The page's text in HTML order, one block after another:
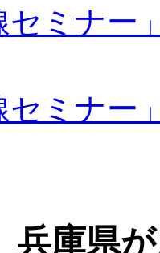
セミナー
セミナー
庫県